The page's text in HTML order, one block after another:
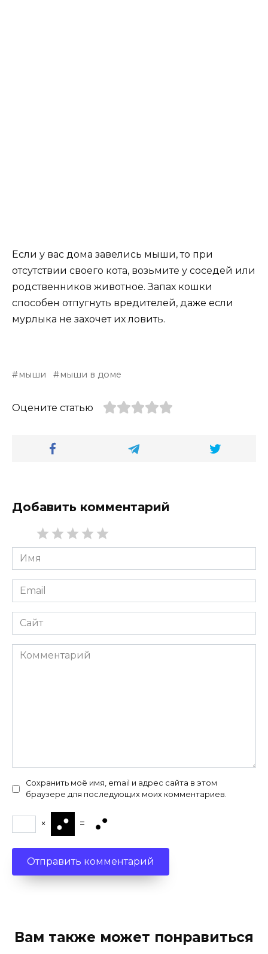
Если у вас дома завелись мыши, то при
отсутствии своего кота, возьмите у соседей или
родственников животное. Запах кошки
способен отпугнуть вредителей, даже если
мурлыка не захочет их ловить.
мыши мыши в доме
Оцените статью
Добавить комментарий
Имя
*
Email
*
Сайт
Комментарий
Сохранить моё имя, email и адрес сайта в этом
браузере для последующих моих комментариев.
× =
Вам также может понравиться